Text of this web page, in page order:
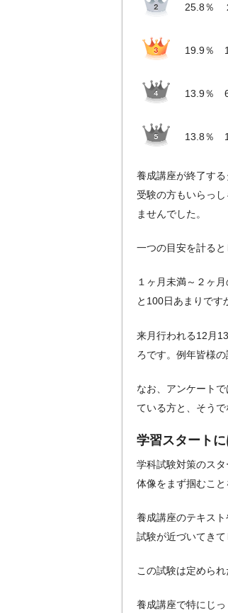
25.8％
19.9％ 1
13.9％
13.8％ 1
養成講座が終了す
受験の方もいらっ
ませんでした。
一つの目安を計ると
１ヶ月未満～２ヶ
と100日あまりです
来月行われる12月
ろです。例年皆様
なお、アンケート
ている方と、そう
学習スタートに
学科試験対策のス
体像をまず掴むこと
養成講座のテキス
試験が近づいてきて
この試験は定めら
養成講座で特にじ